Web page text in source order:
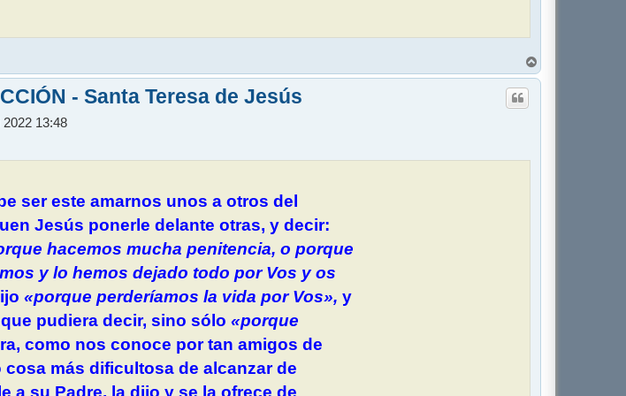
a
u
- Santa Teresa de Jesús
13:48
ser este amarnos unos a otros del
Jesús ponerle delante otras, y decir:
hacemos mucha penitencia, o porque
y lo hemos dejado todo por Vos y os
«porque perderíamos la vida por Vos», y
pudiera decir, sino sólo«porque
como nos conoce por tan amigos de
más dificultosa de alcanzar de
a su Padre, la dijo y se la ofrece de